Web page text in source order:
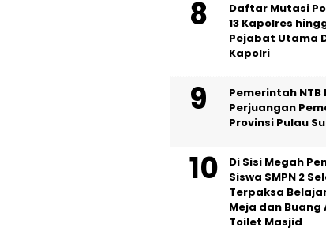
Daftar Mutasi
13 Kapolres
Pejabat Utama
Kapolri
Pemerintah NTB
Perjuangan
Provinsi Pulau
Di Sisi Megah
Siswa SMPN 2
Terpaksa
Meja dan Buang
Toilet Masjid